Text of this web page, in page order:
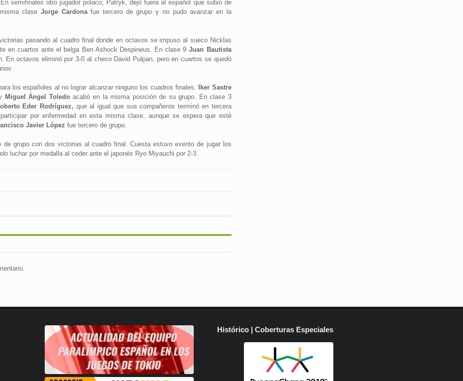
semifinales otro jugador polaco, Patryk, dejó fuera al español que subió de
claseJorge Cardonafue tercero de grupo y no pudo avanzar en la
pasando al cuadro final donde en octavos se impuso al sueco Nicklas
en cuartos ante el belga Ben Ashock Despineus. En clase 9Juan Bautista
En octavos eliminó por 3-0 al checo David Pulpan, pero en cuartos se quedó
los españoles al no lograr alcanzar ninguno los cuadros finales.
Iker Sastre
Miguel Ángel Toledoacabó en la misma posición de su grupo. En clase 3
Eder Rodríguez, que al igual que sus compañeros terminó en tercera
por enfermedad en esta misma clase, aunque se espera que esté
Javier López fue tercero de grupo.
de grupo con dos victorias al cuadro final. Cuesta estuvo exento de jugar los
luchar por medalla al ceder ante el japonés Ryo Miyauchi por 2-3.
Histórico | Coberturas Especiales